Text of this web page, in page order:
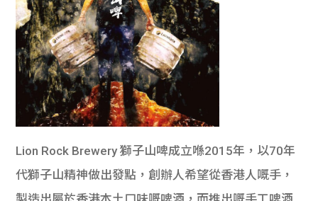
Lion Rock Brewery 獅子山啤成立喺2015年，以70年
代獅子山精神做出發點，創辦人希望從香港人嘅手，